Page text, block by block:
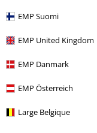
EMP Suomi
EMP United Kingdom
EMP Danmark
EMP Österreich
Large Belgique